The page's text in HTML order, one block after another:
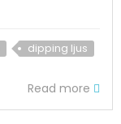
dipping ljus
Read more